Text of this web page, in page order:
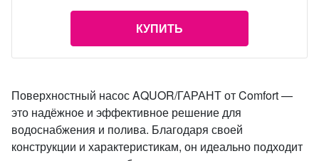
КУПИТЬ
Поверхностный насос AQUOR/ГАРАНТ от Comfort —
это надёжное и эффективное решение для
водоснабжения и полива. Благодаря своей
конструкции и характеристикам, он идеально подходит